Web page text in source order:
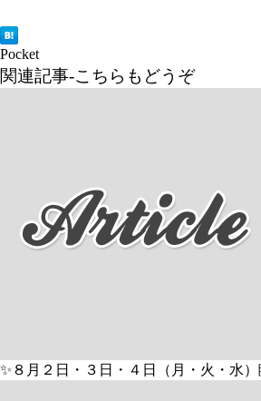
Pocket
関連記事-こちらもどうぞ
✨８月２日・３日・４日（月・火・水